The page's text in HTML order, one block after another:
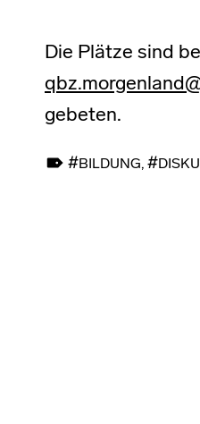
Die Plätze sind
gebeten.
BILDUNG,